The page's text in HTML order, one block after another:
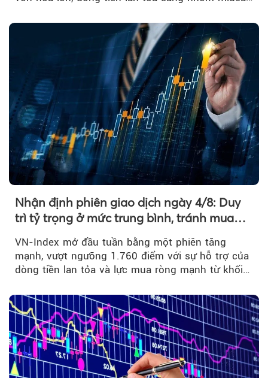
Nhận định phiên giao dịch ngày 4/8: Duy
trì tỷ trọng ở mức trung bình, tránh mua
VN-Index mở đầu tuần bằng một phiên tăng
mạnh, vượt ngưỡng 1.760 điểm với sự hỗ trợ của
dòng tiền lan tỏa và lực mua ròng mạnh từ khối